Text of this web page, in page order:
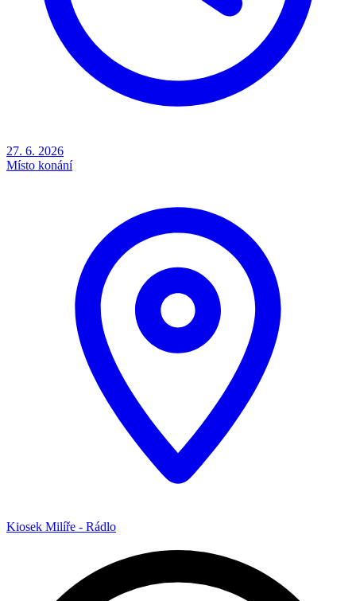
27. 6. 2026
Místo konání
Kiosek Milíře - Rádlo